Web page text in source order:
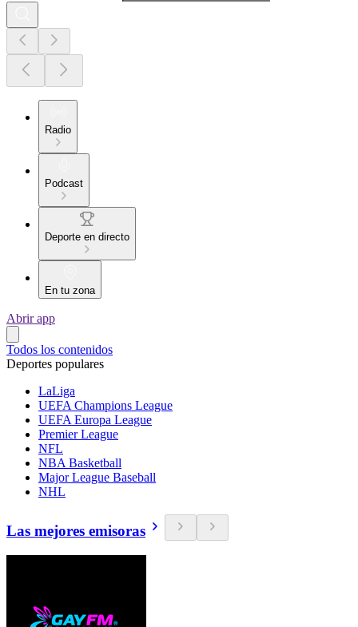
Radio
Podcast
Deporte en directo
En tu zona
Abrir app
Todos los contenidos
Deportes populares
LaLiga
UEFA Champions League
UEFA Europa League
Premier League
NFL
NBA Basketball
Major League Baseball
NHL
Las mejores emisoras